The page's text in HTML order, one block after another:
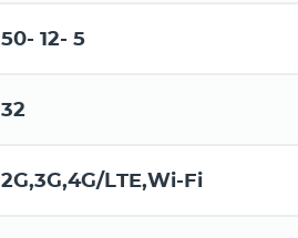
50- 12- 5
32
2G,3G,4G/LTE,Wi-Fi